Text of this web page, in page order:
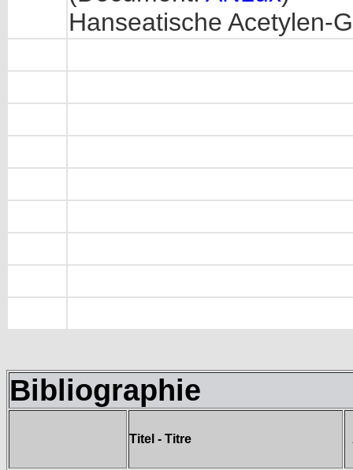
Hanseatische Acetylen-
Bibliographie
Titel - Titre